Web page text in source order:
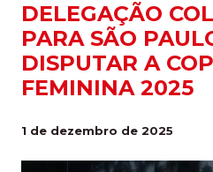
DELEGAÇÃO
PARA SÃO
DISPUTAR A
FEMININA 2025
1 de dezembro de 2025